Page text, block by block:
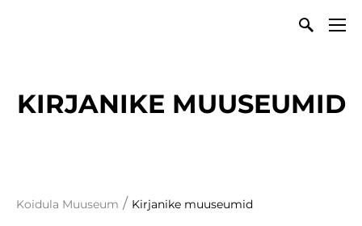
KIRJANIKE MUUSEUMID
Koidula Muuseum / Kirjanike muuseumid